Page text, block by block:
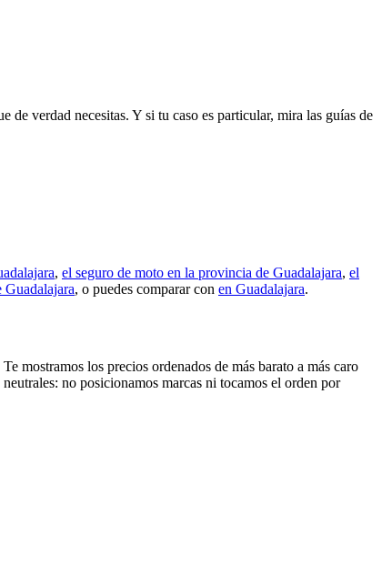
verdad necesitas. Y si tu caso es particular, mira las guías de
, el seguro de moto en la provincia de Guadalajara, el
Guadalajara, o puedes comparar con en Guadalajara.
mostramos los precios ordenados de más barato a más caro
no posicionamos marcas ni tocamos el orden por